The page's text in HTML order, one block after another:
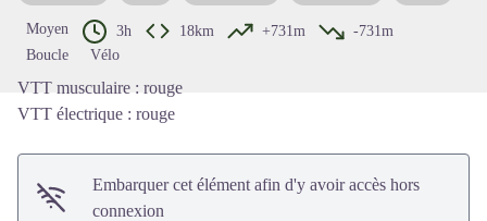
Moyen 3h 18km +731m
-731m
Boucle
Vélo
VTT musculaire : rouge
VTT électrique : rouge
Embarquer cet élément afin d'y avoir accès hors
connexion